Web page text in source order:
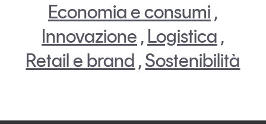
Economia e consumi ,
Innovazione , Logistica ,
Retail e brand ,Sostenibilità